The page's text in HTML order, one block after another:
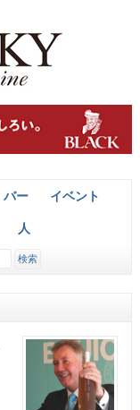
バー イベント
人